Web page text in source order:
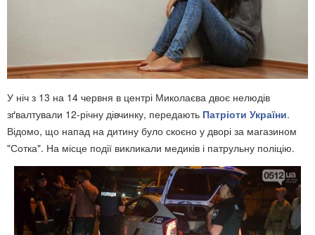
У ніч з 13 на 14 червня в центрі Миколаєва двоє нелюдів
зґвалтували 12-річну дівчинку, передають Патріоти України.
Відомо, що напад на дитину було скоєно у дворі за магазином
"Сотка". На місце події викликали медиків і патрульну поліцію.